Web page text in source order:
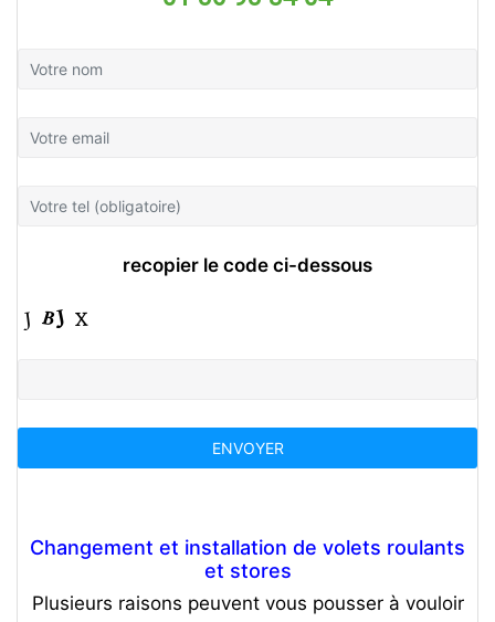
recopier le code ci-dessous
Changement et installation de volets roulants
et stores
Plusieurs raisons peuvent vous pousser à vouloir